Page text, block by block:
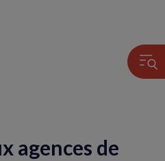
agences de